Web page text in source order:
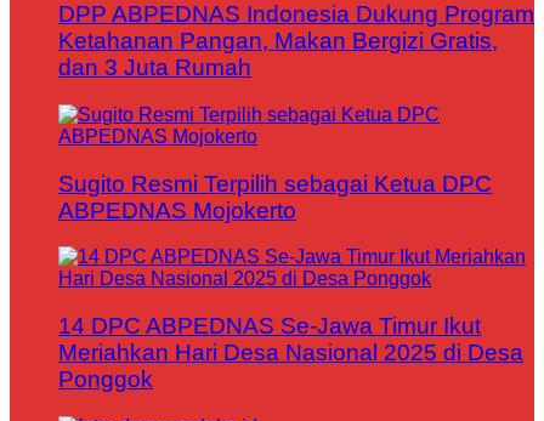
DPP ABPEDNAS Indonesia Dukung Program
Ketahanan Pangan, Makan Bergizi Gratis,
dan 3 Juta Rumah
Sugito Resmi Terpilih sebagai Ketua DPC
ABPEDNAS Mojokerto
14 DPC ABPEDNAS Se-Jawa Timur Ikut
Meriahkan Hari Desa Nasional 2025 di Desa
Ponggok